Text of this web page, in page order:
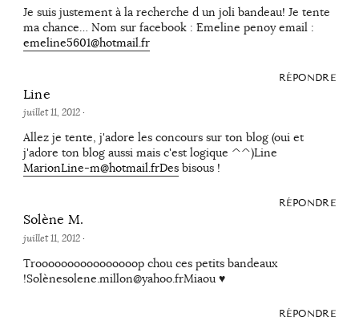
Je suis justement à la recherche d un joli bandeau! Je tente
ma chance… Nom sur facebook : Emeline penoy email :
emeline5601@hotmail.fr
RÉPONDRE
Line
juillet 11, 2012·
Allez je tente, j'adore les concours sur ton blog (oui et
j'adore ton blog aussi mais c'est logique ^^)Line
MarionLine-m@hotmail.frDesbisous !
RÉPONDRE
Solène M.
juillet 11, 2012·
Troooooooooooooooop chou ces petits bandeaux
!Solènesolene.millon@yahoo.frMiaou ♥
RÉPONDRE